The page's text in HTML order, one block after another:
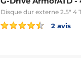
Disque dur externe 2.5" 4
2 avis